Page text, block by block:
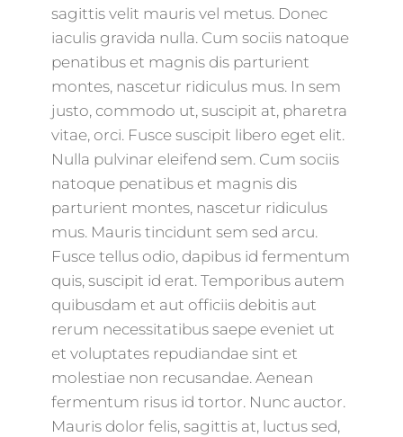
sagittis velit mauris vel metus. Donec
iaculis gravida nulla. Cum sociis natoque
penatibus et magnis dis parturient
montes, nascetur ridiculus mus. In sem
justo, commodo ut, suscipit at, pharetra
vitae, orci. Fusce suscipit libero eget elit.
Nulla pulvinar eleifend sem. Cum sociis
natoque penatibus et magnis dis
parturient montes, nascetur ridiculus
mus. Mauris tincidunt sem sed arcu.
Fusce tellus odio, dapibus id fermentum
quis, suscipit id erat. Temporibus autem
quibusdam et aut officiis debitis aut
rerum necessitatibus saepe eveniet ut
et voluptates repudiandae sint et
molestiae non recusandae. Aenean
fermentum risus id tortor. Nunc auctor.
Mauris dolor felis, sagittis at, luctus sed,